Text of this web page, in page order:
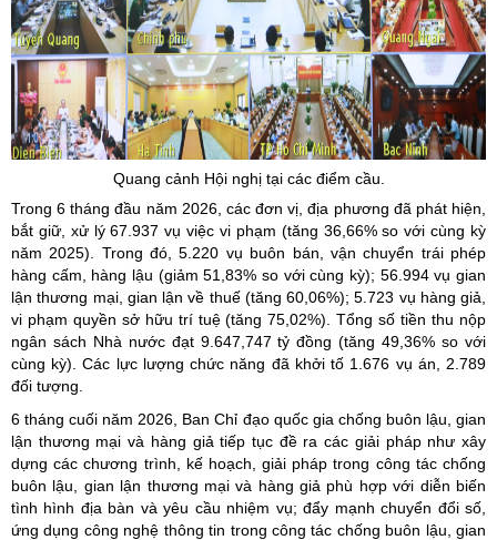
Quang cảnh Hội nghị tại các điểm cầu.
Trong 6 tháng đầu năm 2026, các đơn vị, địa phương đã phát hiện,
bắt giữ, xử lý 67.937 vụ việc vi phạm (tăng 36,66% so với cùng kỳ
năm 2025). Trong đó, 5.220 vụ buôn bán, vận chuyển trái phép
hàng cấm, hàng lậu (giảm 51,83% so với cùng kỳ); 56.994 vụ gian
lận thương mại, gian lận về thuế (tăng 60,06%); 5.723 vụ hàng giả,
vi phạm quyền sở hữu trí tuệ (tăng 75,02%). Tổng số tiền thu nộp
ngân sách Nhà nước đạt 9.647,747 tỷ đồng (tăng 49,36% so với
cùng kỳ). Các lực lượng chức năng đã khởi tố 1.676 vụ án, 2.789
đối tượng.
6 tháng cuối năm 2026, Ban Chỉ đạo quốc gia chống buôn lậu, gian
lận thương mại và hàng giả tiếp tục đề ra các giải pháp như xây
dựng các chương trình, kế hoạch, giải pháp trong công tác chống
buôn lậu, gian lận thương mại và hàng giả phù hợp với diễn biến
tình hình địa bàn và yêu cầu nhiệm vụ; đẩy mạnh chuyển đổi số,
ứng dụng công nghệ thông tin trong công tác chống buôn lậu, gian